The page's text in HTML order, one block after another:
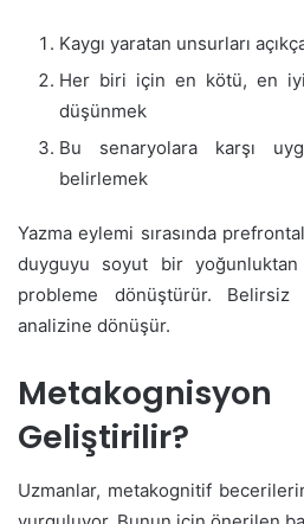
Kaygı yaratan unsurları
Her biri için en kötü, en
düşünmek
Bu senaryolara karşı
belirlemek
Yazma eylemi sırasında
duyguyu soyut bir
probleme dönüştürür.
analizine dönüşür.
Geliştirilir?
Uzmanlar, metakognitif